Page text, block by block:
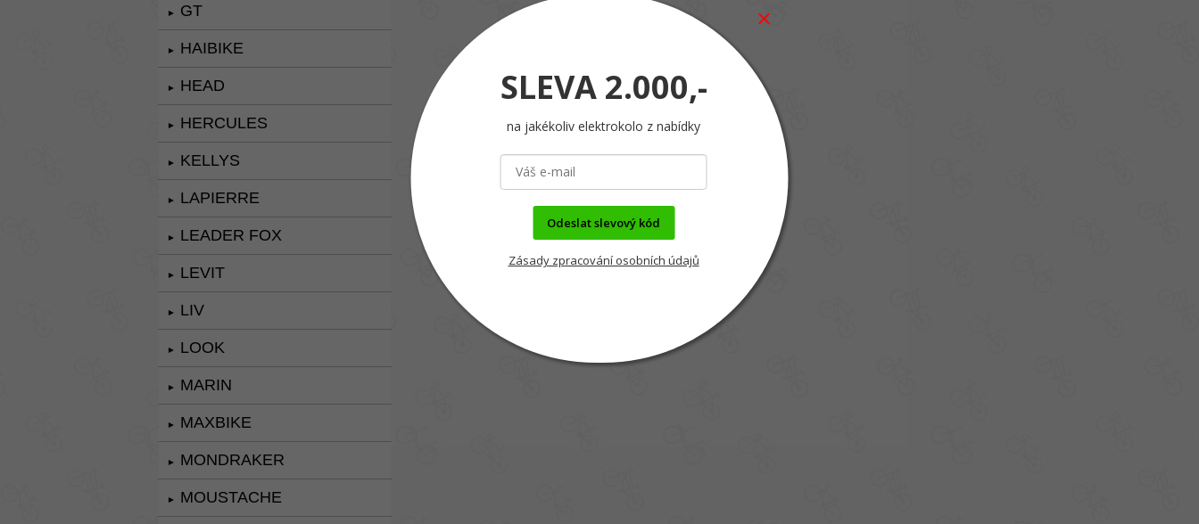
► GT
► HAIBIKE
► HEAD
► HERCULES
► KELLYS
► LAPIERRE
► LEADER FOX
► LEVIT
► LIV
► LOOK
► MARIN
► MAXBIKE
► MONDRAKER
► MOUSTACHE
SLEVA 2.000,-
na jakékoliv elektrokolo z nabídky
Odeslat slevový kód
Zásady zpracování osobních údajů